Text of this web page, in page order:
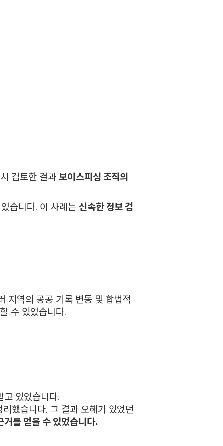
검토한 결과 보이스피싱 조직의
습니다. 이 사례는 신속한 정보 검
지역의 공공 기록 변동 및 합법적
할 수 있었습니다.
고 있었습니다.
했습니다. 그 결과 오해가 있었던
거를 얻을 수 있었습니다.